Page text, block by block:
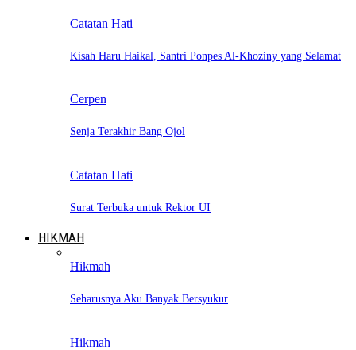
Catatan Hati
Kisah Haru Haikal, Santri Ponpes Al-Khoziny yang Selamat
Cerpen
Senja Terakhir Bang Ojol
Catatan Hati
Surat Terbuka untuk Rektor UI
HIKMAH
Hikmah
Seharusnya Aku Banyak Bersyukur
Hikmah